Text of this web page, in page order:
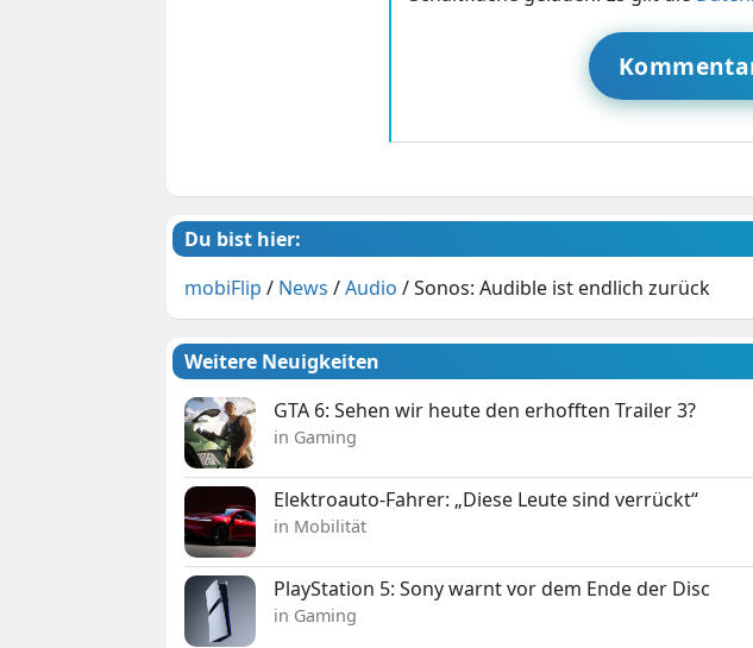
Du bist hier:
mobiFlip / News /Audio /Sonos: Audible ist endlich zurück
Weitere Neuigkeiten
GTA 6: Sehen wir heute den erhofften Trailer 3?
in Gaming
Elektroauto-Fahrer: „Diese Leute sind verrückt“
in Mobilität
PlayStation 5: Sony warnt vor dem Ende der Disc
in Gaming